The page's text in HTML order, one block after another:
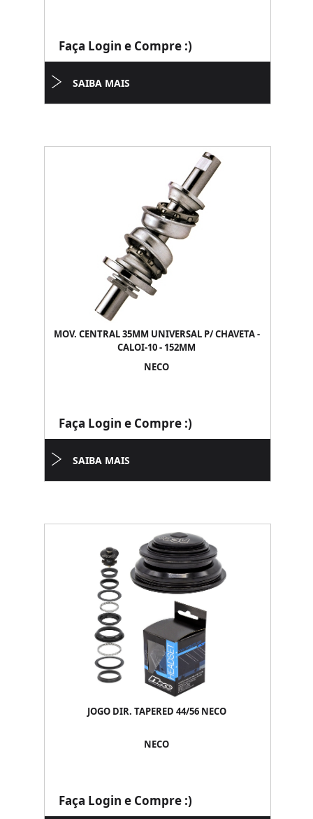
Faça Login e Compre :)
SAIBA MAIS
MOV. CENTRAL 35MM UNIVERSAL P/ CHAVETA -
CALOI-10 - 152MM
NECO
Faça Login e Compre :)
SAIBA MAIS
JOGO DIR. TAPERED 44/56 NECO
NECO
Faça Login e Compre :)